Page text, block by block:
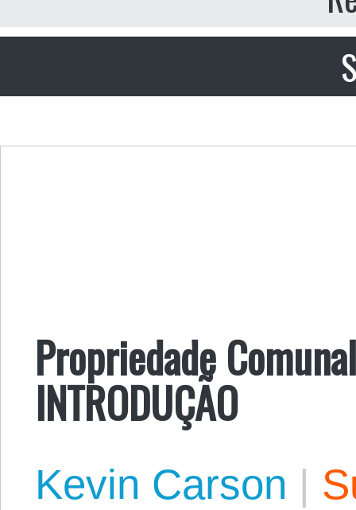
Propriedade
INTRODUÇÃO
Kevin Carson |